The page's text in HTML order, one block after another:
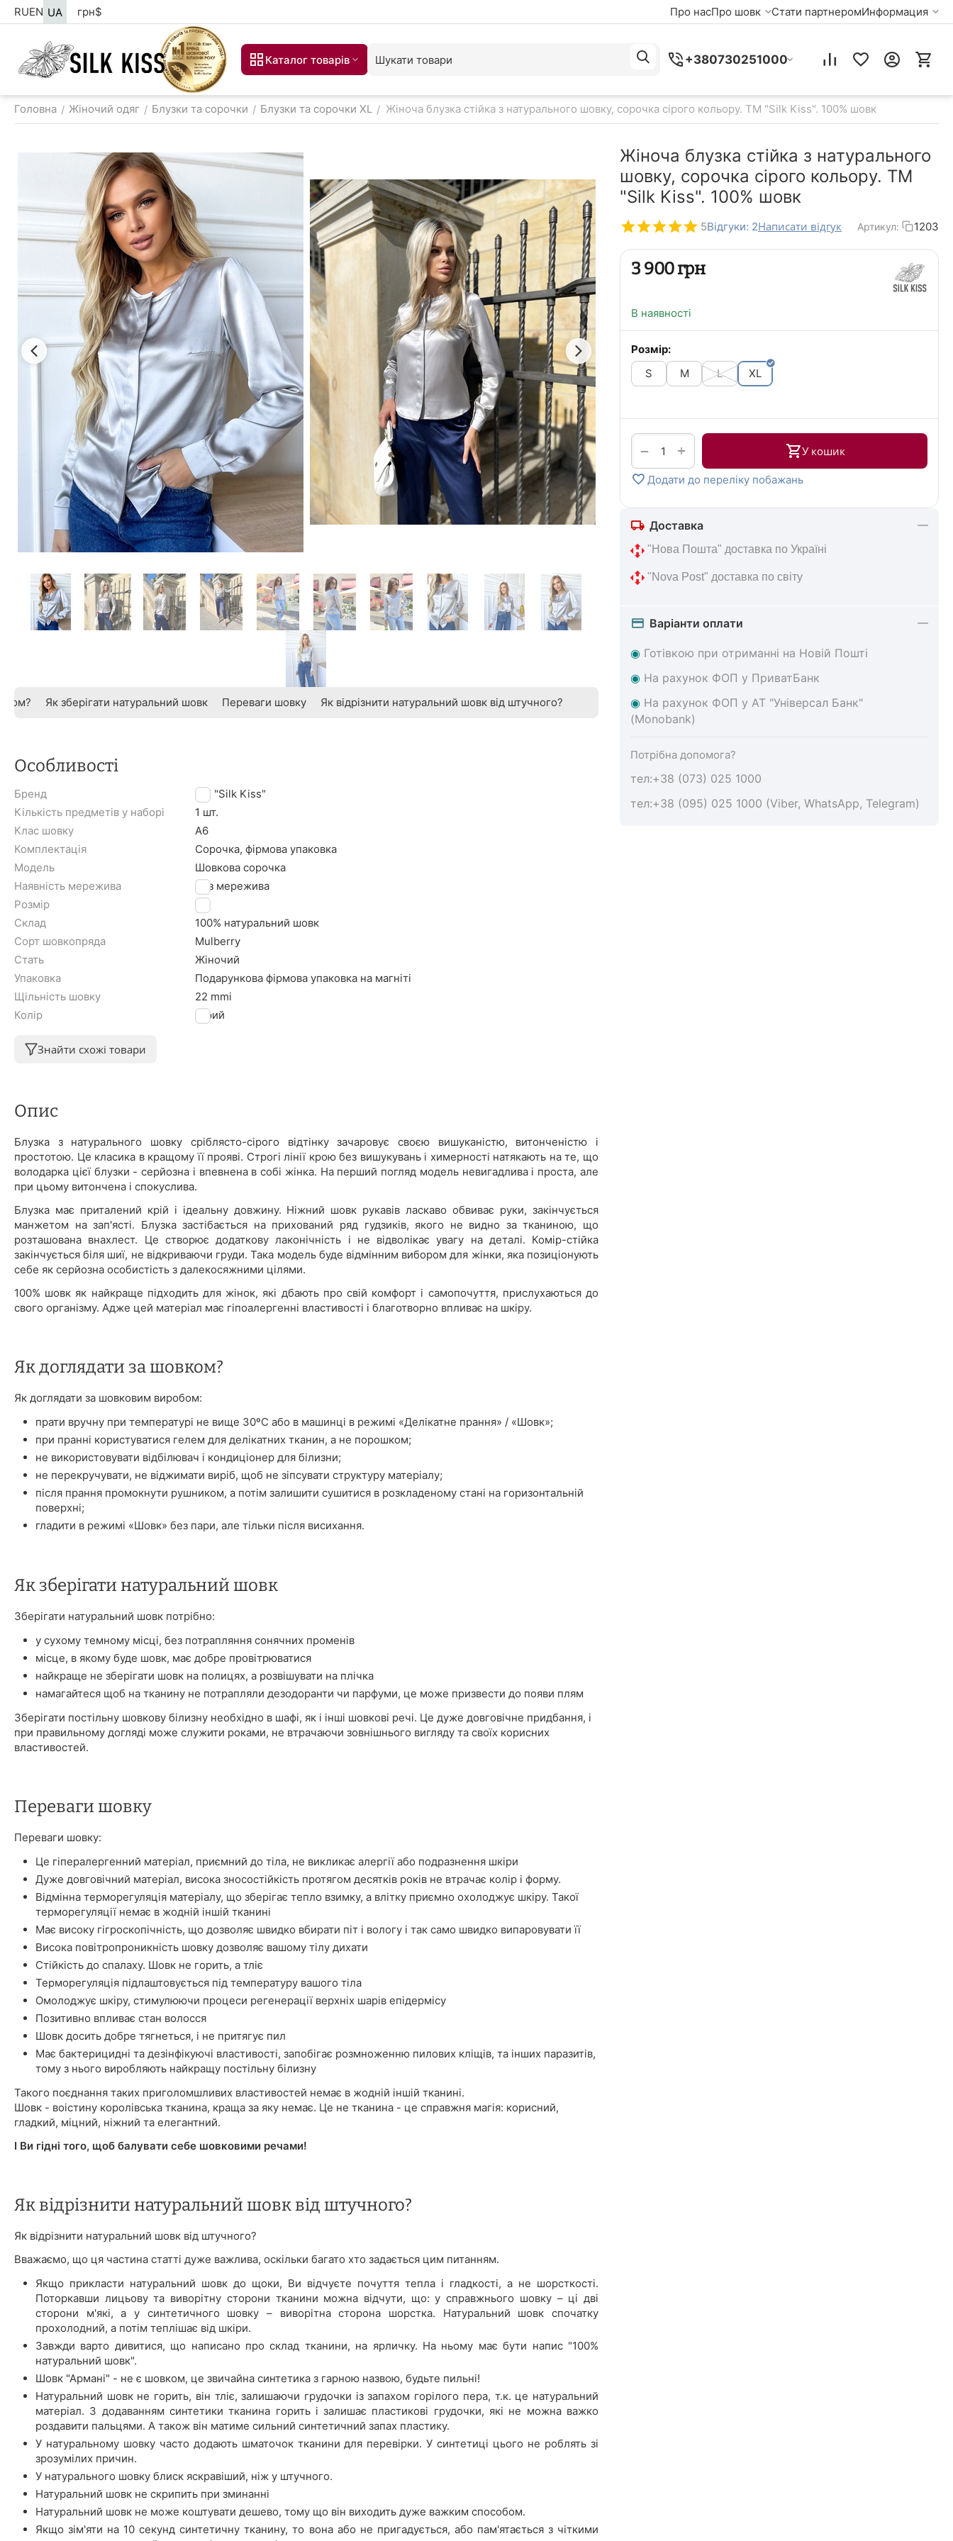
RUEN UA грн$ Про насПро шовк Стати партнеромИнформация
Каталог товарiв +380730251000
Головна / Жіночий одяг / Блузки та сорочки / Блузки та сорочки XL / Жіноча блузка стійка з натурального шовку, сорочка сірого кольору. TM "Silk Kiss". 100% шовк
Жіноча блузка стійка з натурального
шовку, сорочка сірого кольору. TM
"Silk Kiss". 100% шовк
5Відгуки: 2Написати відгук Артикул: 1203
‍3 900‍грн
В наявності
Розмір:
S
M L XL
+
− У кошик
Додати до переліку побажань
Доставка
"Нова Пошта" доставка по Україні
"Nova Post" доставка по світу
Варіанти оплати
◉ Готівкою при отриманні на Новій Пошті
◉ На рахунок ФОП у ПриватБанк
◉ На рахунок ФОП у АТ "Універсал Банк"
(Monobank)
Потрібна допомога?
тел:+38 (073) 025 1000
тел:+38 (095) 025 1000 (Viber, WhatsApp, Telegram)
Як зберігати натуральний шовк Переваги шовку Як відрізнити натуральний шовк від штучного?
Особливості
Бренд
TM "Silk Kiss"
Кількість предметів у наборі
1 шт.
Клас шовку
A6
Комплектація
Сорочка, фірмова упаковка
Модель
Шовкова сорочка
Наявність мережива
Без мережива
Розмір
XL
Склад
100% натуральний шовк
Сорт шовкопряда
Mulberry
Стать
Жіночий
Упаковка
Подарункова фірмова упаковка на магніті
Щільність шовку
22 mmi
Колір
Сірий
Знайти схожі товари
Опис
Блузка з натурального шовку сріблясто-сірого відтінку зачаровує своєю вишуканістю, витонченістю і
простотою. Це класика в кращому її прояві. Строгі лінії крою без вишукувань і химерності натякають на те, що
володарка цієї блузки - серйозна і впевнена в собі жінка. На перший погляд модель невигадлива і проста, але
при цьому витончена і спокуслива.
Блузка має приталений крій і ідеальну довжину. Ніжний шовк рукавів ласкаво обвиває руки, закінчується
манжетом на зап'ясті. Блузка застібається на прихований ряд гудзиків, якого не видно за тканиною, що
розташована внахлест. Це створює додаткову лаконічність і не відволікає увагу на деталі. Комір-стійка
закінчується біля шиї, не відкриваючи груди. Така модель буде відмінним вибором для жінки, яка позиціонують
себе як серйозна особистість з далекосяжними цілями.
100% шовк як найкраще підходить для жінок, які дбають про свій комфорт і самопочуття, прислухаються до
свого організму. Адже цей матеріал має гіпоалергенні властивості і благотворно впливає на шкіру.
Як доглядати за шовком?
Як доглядати за шовковим виробом:
прати вручну при температурі не вище 30ºС або в машинці в режимі «Делікатне прання» / «Шовк»;
при пранні користуватися гелем для делікатних тканин, а не порошком;
не використовувати відбілювач і кондиціонер для білизни;
не перекручувати, не віджимати виріб, щоб не зіпсувати структуру матеріалу;
після прання промокнути рушником, а потім залишити сушитися в розкладеному стані на горизонтальній
поверхні;
гладити в режимі «Шовк» без пари, але тільки після висихання.
Як зберігати натуральний шовк
Зберігати натуральний шовк потрібно:
у сухому темному місці, без потрапляння сонячних променів
місце, в якому буде шовк, має добре провітрюватися
найкраще не зберігати шовк на полицях, а розвішувати на плічка
намагайтеся щоб на тканину не потрапляли дезодоранти чи парфуми, це може призвести до появи плям
Зберігати постільну шовкову білизну необхідно в шафі, як і інші шовкові речі. Це дуже довговічне придбання, і
при правильному догляді може служити роками, не втрачаючи зовнішнього вигляду та своїх корисних
властивостей.
Переваги шовку
Переваги шовку:
Це гіпералергенний матеріал, приємний до тіла, не викликає алергії або подразнення шкіри
Дуже довговічний матеріал, висока зносостійкість протягом десятків років не втрачає колір і форму.
Відмінна терморегуляція матеріалу, що зберігає тепло взимку, а влітку приємно охолоджує шкіру. Такої
терморегуляції немає в жодній іншій тканині
Має високу гігроскопічність, що дозволяє швидко вбирати піт і вологу і так само швидко випаровувати її
Висока повітропроникність шовку дозволяє вашому тілу дихати
Стійкість до спалаху. Шовк не горить, а тліє
Терморегуляція підлаштовується під температуру вашого тіла
Омолоджує шкіру, стимулюючи процеси регенерації верхніх шарів епідермісу
Позитивно впливає стан волосся
Шовк досить добре тягнеться, і не притягує пил
Має бактерицидні та дезінфікуючі властивості, запобігає розмноженню пилових кліщів, та інших паразитів,
тому з нього виробляють найкращу постільну білизну
Такого поєднання таких приголомшливих властивостей немає в жодній іншій тканині.
Шовк - воістину королівська тканина, краща за яку немає. Це не тканина - це справжня магія: корисний,
гладкий, міцний, ніжний та елегантний.
І Ви гідні того, щоб балувати себе шовковими речами!
Як відрізнити натуральний шовк від штучного?
Як відрізнити натуральний шовк від штучного?
Вважаємо, що ця частина статті дуже важлива, оскільки багато хто задається цим питанням.
Якщо прикласти натуральний шовк до щоки, Ви відчуєте почуття тепла і гладкості, а не шорсткості.
Поторкавши лицьову та виворітну сторони тканини можна відчути, що: у справжнього шовку – ці дві
сторони м'які, а у синтетичного шовку – виворітна сторона шорстка. Натуральний шовк спочатку
прохолодний, а потім теплішає від шкіри.
Завжди варто дивитися, що написано про склад тканини, на ярличку. На ньому має бути напис "100%
натуральний шовк".
Шовк "Армані" - не є шовком, це звичайна синтетика з гарною назвою, будьте пильні!
Натуральний шовк не горить, він тліє, залишаючи грудочки із запахом горілого пера, т.к. це натуральний
матеріал. З додаванням синтетики тканина горить і залишає пластикові грудочки, які не можна важко
роздавити пальцями. А також він матиме сильний синтетичний запах пластику.
У натуральному шовку часто додають шматочок тканини для перевірки. У синтетиці цього не роблять зі
зрозумілих причин.
У натурального шовку блиск яскравіший, ніж у штучного.
Натуральний шовк не скрипить при зминанні
Натуральний шовк не може коштувати дешево, тому що він виходить дуже важким способом.
Якщо зім'яти на 10 секунд синтетичну тканину, то вона або не пригадується, або пам'ятається з чіткими